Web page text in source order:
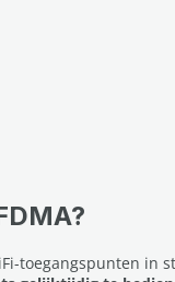
toegangspunten in